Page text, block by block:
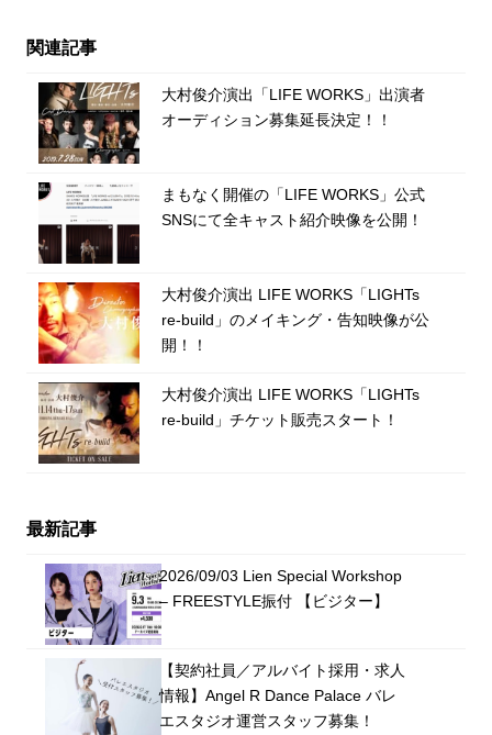
関連記事
大村俊介演出「LIFE WORKS」出演者
オーディション募集延長決定！！
まもなく開催の「LIFE WORKS」公式
SNSにて全キャスト紹介映像を公開！
大村俊介演出 LIFE WORKS「LIGHTs
re-build」のメイキング・告知映像が公
開！！
大村俊介演出 LIFE WORKS「LIGHTs
re-build」チケット販売スタート！
最新記事
2026/09/03 Lien Special Workshop
– FREESTYLE振付 【ビジター】
【契約社員／アルバイト採用・求人
情報】Angel R Dance Palace バレ
エスタジオ運営スタッフ募集！